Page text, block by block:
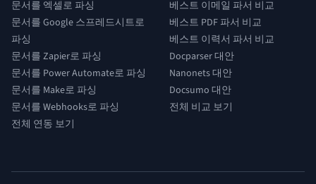
문서를 엑셀로 파싱
문서를 Google 스프레드시트로
파싱
문서를 Zapier로 파싱
문서를 Power Automate로 파싱
문서를 Make로 파싱
문서를 Webhooks로 파싱
전체 연동 보기
베스트 이메일 파서 비교
베스트 PDF 파서 비교
베스트 이력서 파서 비교
Docparser 대안
Nanonets 대안
Docsumo 대안
전체 비교 보기